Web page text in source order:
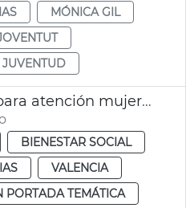
MÓNICA GIL
JUVENTUD
Convenio con ISO para atención mujeres y familias riesgo exclusión social
BIENESTAR SOCIAL
VALENCIA
PORTADA TEMÁTICA